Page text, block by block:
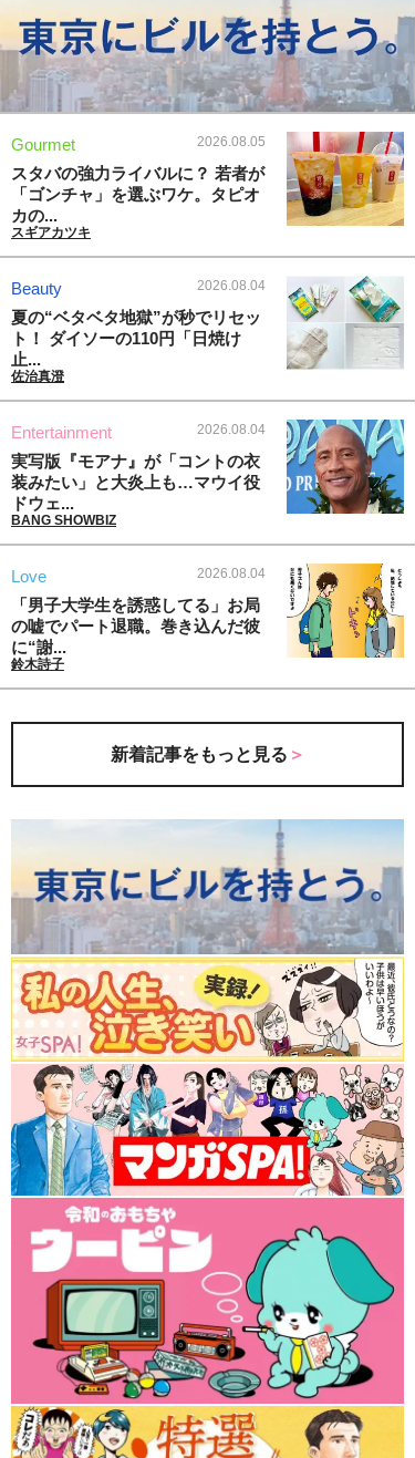
Gourmet 2026.08.05
スタバの強力ライバルに？ 若者が
「ゴンチャ」を選ぶワケ。タピオ
カの...
スギアカツキ
Beauty 2026.08.04
夏の“ベタベタ地獄”が秒でリセッ
ト！ ダイソーの110円「日焼け
止...
佐治真澄
Entertainment 2026.08.04
実写版『モアナ』が「コントの衣
装みたい」と大炎上も…マウイ役
ドウェ...
BANG SHOWBIZ
Love 2026.08.04
「男子大学生を誘惑してる」お局
の嘘でパート退職。巻き込んだ彼
に“謝...
鈴木詩子
新着記事をもっと見る